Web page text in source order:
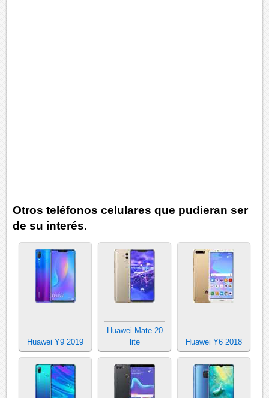
Otros teléfonos celulares que pudieran ser
de su interés.
Huawei Y9 2019
Huawei Mate 20
lite
Huawei Y6 2018